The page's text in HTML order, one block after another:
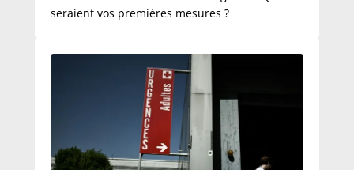
seraient vos premières mesures ?